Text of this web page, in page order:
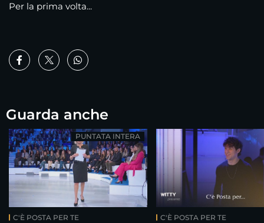
Per la prima volta...
Guarda anche
C'È POSTA PER TE
PUNTATA INTERA
C'È POSTA PER TE